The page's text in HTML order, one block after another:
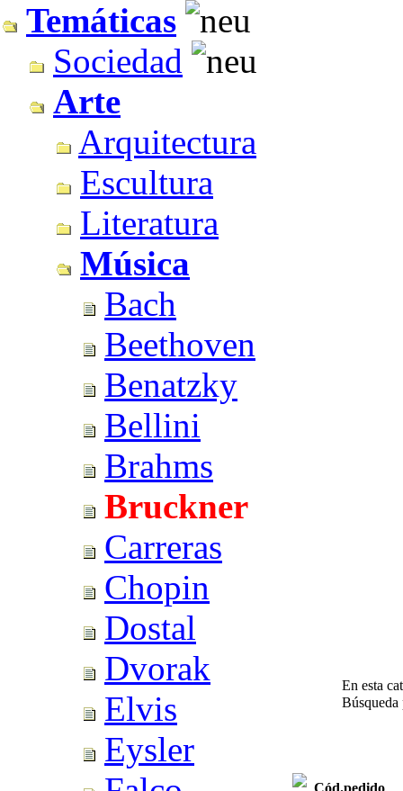
Temáticas
Sociedad
Arte
Arquitectura
Escultura
Literatura
Música
Bach
Beethoven
Benatzky
Bellini
Brahms
Bruckner
Carreras
Chopin
Dostal
Dvorak
Elvis
Eysler
En esta
Cód.pedido